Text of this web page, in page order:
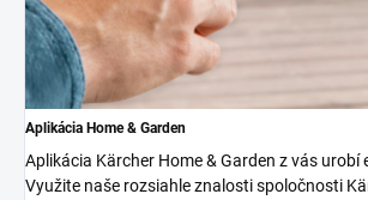
Aplikácia Home & Garden
Aplikácia Kärcher Home & Garden z vás urobí
Využite naše rozsiahle znalosti spoločnosti